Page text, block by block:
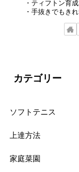
・ティフトン育成
・手抜きでもき
カテゴリー
ソフトテニス
上達方法
家庭菜園